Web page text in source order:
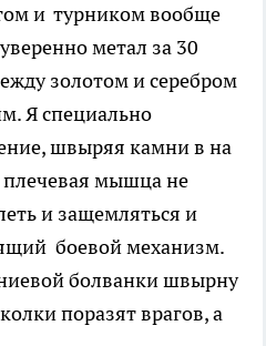
и турником вообще
метал за 30
золотом и серебром
Я специально
швыряя камни в на
плечевая мышца не
и защемляться и
боевой механизм.
болванки швырну
поразят врагов, а